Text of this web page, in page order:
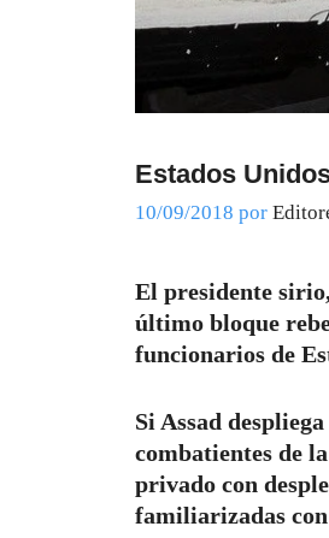
Estados
10/09/2018 por
El presidente
último bloque
funcionarios de
Si Assad
combatientes de
privado con
familiarizadas